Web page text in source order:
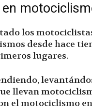
en
los
desde hace
lugares.
llevan
el motociclismo en